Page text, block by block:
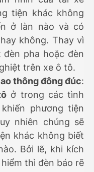
tiện khác không
ở làn nào và có
không. Thay vì
pha hoặc đèn
trên xe ô tô.
thông đông đúc:
ở trong các tình
phương tiện
nhiên chúng sẽ
khác không biết
Bởi lẽ, khi kích
thì đèn báo rẽ